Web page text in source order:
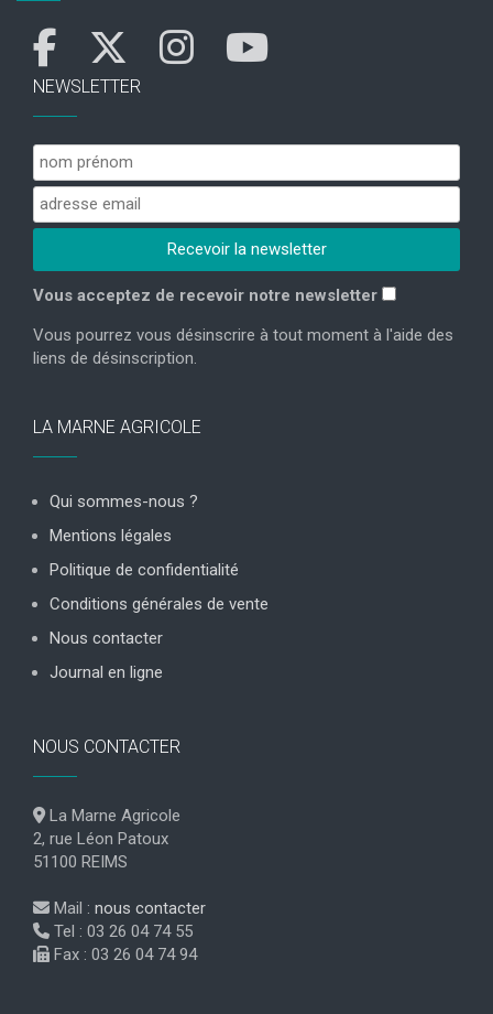
NEWSLETTER
Vous acceptez de recevoir notre newsletter
Vous pourrez vous désinscrire à tout moment à l'aide des
liens de désinscription.
LA MARNE AGRICOLE
Qui sommes-nous ?
Mentions légales
Politique de confidentialité
Conditions générales de vente
Nous contacter
Journal en ligne
NOUS CONTACTER
La Marne Agricole
2, rue Léon Patoux
51100 REIMS
Mail : nous contacter
Tel : 03 26 04 74 55
Fax : 03 26 04 74 94